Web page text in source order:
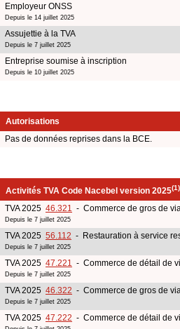
Employeur ONSS
Depuis le 14 juillet 2025
Assujettie à la TVA
Depuis le 7 juillet 2025
Entreprise soumise à inscription
Depuis le 10 juillet 2025
Autorisations
Pas de données reprises dans la BCE.
Activités TVA Code Nacebel version 2025(1)
TVA 2025 46.321 - Commerce de gros de
Depuis le 7 juillet 2025
TVA 2025 56.112 - Restauration à service
Depuis le 7 juillet 2025
TVA 2025 47.221 - Commerce de détail de
Depuis le 7 juillet 2025
TVA 2025 46.322 - Commerce de gros de
Depuis le 7 juillet 2025
TVA 2025 47.222 - Commerce de détail de